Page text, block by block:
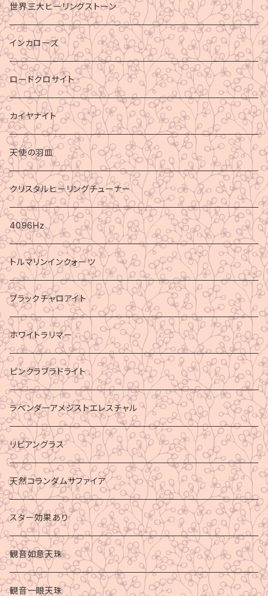
世界三大ヒーリングストーン
インカローズ
ロードクロサイト
カイヤナイト
天使の羽皿
クリスタルヒーリングチューナー
4096Hz
トルマリンインクォーツ
ブラックチャロアイト
ホワイトラリマー
ピンクラブラドライト
ラベンダーアメジストエレスチャル
リビアングラス
天然コランダムサファイア
スター効果あり
観音如意天珠
観音一眼天珠